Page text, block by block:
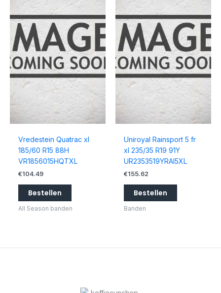
Vredestein Quatrac xl
185/60 R15 88H
VR1856015HQTXL
€104.49
Bestellen
All Season banden
Uniroyal Rainsport 5 fr
xl 235/35 R19 91Y
UR2353519YRAI5XL
€155.62
Bestellen
Banden